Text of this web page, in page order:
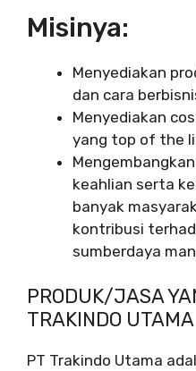
Misinya:
Menyediakan
dan cara
Menyediakan
yang top of the
keahlian serta
banyak
kontribusi
sumberdaya
PRODUK/JASA
TRAKINDO UTAMA
PT Trakindo Utama